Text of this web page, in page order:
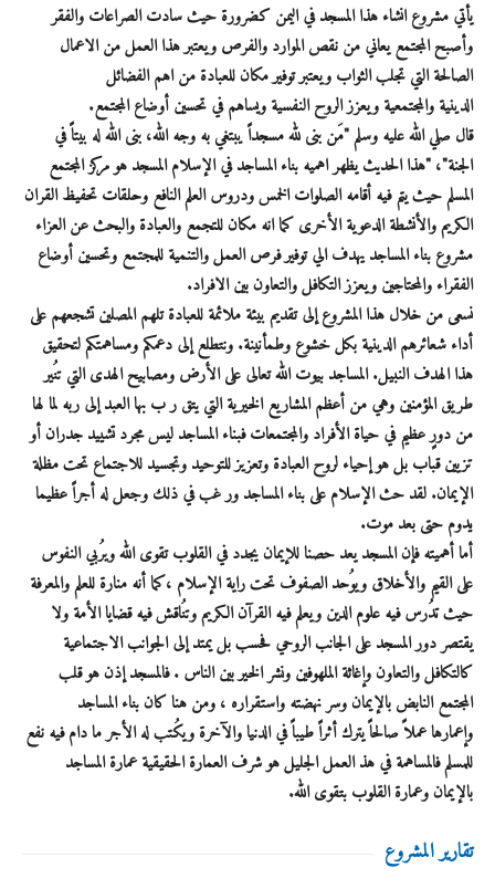
يأتي مشروع انشاء هذا المسجد في اليمن كضرورة حيث سادت الصراعات والفقر
وأصبح المجتمع يعاني من نقص الموارد والفرص ويعتبر هذا العمل من الاعمال
الصالحة التي تجلب الثواب ويعتبر توفير مكان للعبادة من اهم الفضائل
الدينية والمجتمعية ويعزز الروح النفسية ويساهم في تحسين أوضاع المجتمع.
قال صلي الله عليه وسلم "مَن بنى لله مسجداً يبتغي به وجه الله، بنى الله له بيتاً في
الجنة"، "هذا الحديث يظهر اهميه بناء المساجد في الإسلام المسجد هو مركز المجتمع
المسلم حيث يتم فيه أقامه الصلوات الخمس ودروس العلم النافع وحلقات تحفيظ القران
الكريم والأنشطة الدعوية الأخرى كما انه مكان للتجمع والعبادة والبحث عن العزاء
مشروع بناء المساجد يهدف الي توفير فرص العمل والتنمية للمجتمع وتحسين أوضاع
الفقراء والمحتاجين ويعزز التكافل والتعاون بين الافراد.
نسعى من خلال هذا المشروع إلى تقديم بيئة ملائمة للعبادة تلهم المصلين تشجعهم على
أداء شعائرهم الدينية بكل خشوع وطمأنينة. ونتطلع إلى دعمكم ومساهمتكم لتحقيق
هذا الهدف النبيل. المساجد بيوت الله تعالى على الأرض ومصابيح الهدى التي تنُير
طريق المؤمنين وهي من أعظم المشاريع الخيرية التي يتق ر ب بها العبد إلى ربه لما لها
من دورٍ عظيم في حياة الأفراد والمجتمعات فبناء المساجد ليس مجرد تشييد جدران أو
تزيين قباب بل هو إحياء لروح العبادة وتعزيز للتوحيد وتجسيد للاجتماع تحت مظلة
الإيمان. لقد حث الإسلام على بناء المساجد ور غب في ذلك وجعل له أجراً عظيما
يدوم حتى بعد موت.
أما أهميته فإن المسجد يعد حصنا للإيمان يجدد في القلوب تقوى الله ويرُبي النفوس
على القيم والأخلاق ويوُحد الصفوف تحت راية الإسلام ،كما أنه منارة للعلم والمعرفة
حيث تدُرس فيه علوم الدين ويعلم فيه القرآن الكريم وتنُاقش فيه قضايا الأمة ولا
يقتصر دور المسجد على الجانب الروحي فحسب بل يمتد إلى الجوانب الاجتماعية
كالتكافل والتعاون وإغاثة الملهوفين ونشر الخير بين الناس . فالمسجد إذن هو قلب
المجتمع النابض بالإيمان وسر نهضته واستقراره ، ومن هنا كان بناء المساجد
وإعمارها عملاً صالحاً يترك أثراً طيباً في الدنيا والآخرة ويكُتب له الأجر ما دام فيه نفع
للمسلم فالمساهمة في هذ العمل الجليل هو شرف العمارة الحقيقية عمارة المساجد
بالإيمان وعمارة القلوب بتقوى الله.
تقارير المشروع